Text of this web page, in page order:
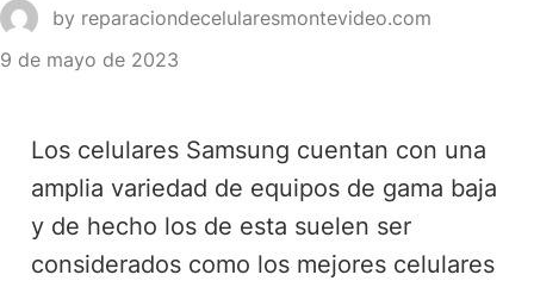
by reparaciondecelularesmontevideo.com
9 de mayo de 2023
Los celulares Samsung cuentan con una
amplia variedad de equipos de gama baja
y de hecho los de esta suelen ser
considerados como los mejores celulares